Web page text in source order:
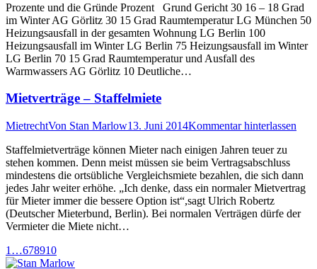
Prozente und die Gründe Prozent Grund Gericht 30 16 – 18 Grad
im Winter AG Görlitz 30 15 Grad Raumtemperatur LG München 50
Heizungsausfall in der gesamten Wohnung LG Berlin 100
Heizungsausfall im Winter LG Berlin 75 Heizungsausfall im Winter
LG Berlin 70 15 Grad Raumtemperatur und Ausfall des
Warmwassers AG Görlitz 10 Deutliche…
Mietverträge – Staffelmiete
MietrechtVon Stan Marlow13. Juni 2014Kommentar hinterlassen
Staffelmietverträge können Mieter nach einigen Jahren teuer zu
stehen kommen. Denn meist müssen sie beim Vertragsabschluss
mindestens die ortsübliche Vergleichsmiete bezahlen, die sich dann
jedes Jahr weiter erhöhe. „Ich denke, dass ein normaler Mietvertrag
für Mieter immer die bessere Option ist“,sagt Ulrich Robertz
(Deutscher Mieterbund, Berlin). Bei normalen Verträgen dürfe der
Vermieter die Miete nicht…
1 …678910